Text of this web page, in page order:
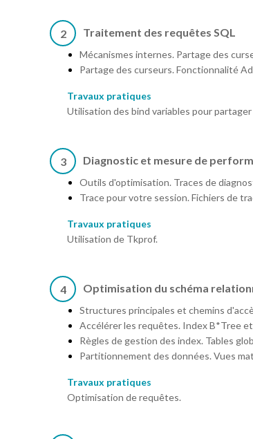
2 Traitement des requêtes SQL
Mécanismes internes. Partage des
Partage des curseurs. Fonctionnalité
Travaux pratiques
Utilisation des bind variables pour
3 Diagnostic et mesure de
Outils d'optimisation. Traces de
Trace pour votre session. Fichiers de
Travaux pratiques
Utilisation de Tkprof.
4 Optimisation du schéma
Structures principales et chemins
Accélérer les requêtes. Index B*Tree
Règles de gestion des index. Tables
Partitionnement des données. Vues
Travaux pratiques
Optimisation de requêtes.